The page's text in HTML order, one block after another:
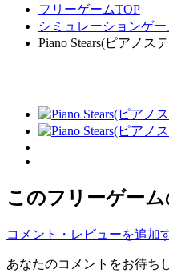
フリーゲームTOP
シミュレーションゲー
Piano Stears(ピアノス
このフリーゲー
コメント・レビューを追加
あなたのコメントをお待ち